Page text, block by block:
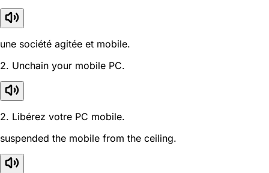
une société agitée et mobile.
2. Unchain your mobile PC.
2. Libérez votre PC mobile.
suspended the mobile from the ceiling.